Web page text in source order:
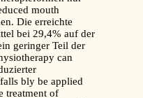
mouth
Die erreichte
bei 29,4% auf der
geringer Teil der
can
bly be applied
treatment of